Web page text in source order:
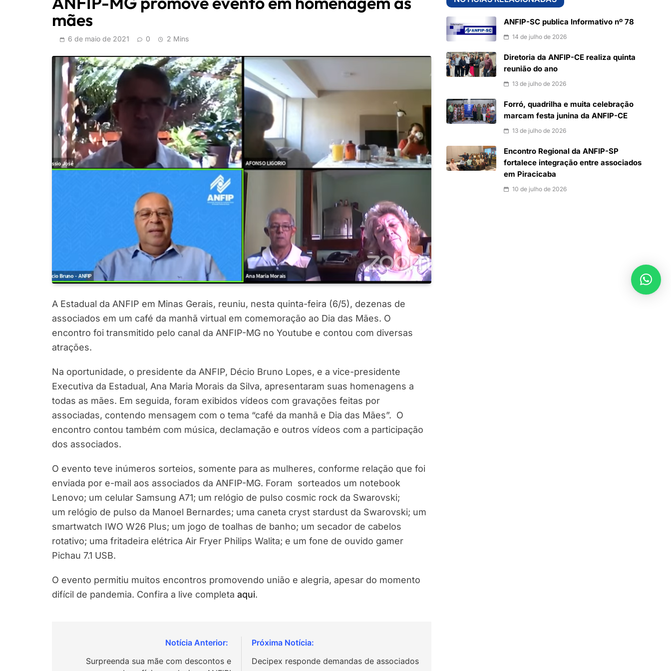
mães
6 de maio de 2021 0 2 Mins
A Estadual da ANFIP em Minas Gerais, reuniu, nesta quinta-feira (6/5), dezenas de
associados em um café da manhã virtual em comemoração ao Dia das Mães. O
encontro foi transmitido pelo canal da ANFIP-MG no Youtube e contou com diversas
atrações.
Na oportunidade, o presidente da ANFIP, Décio Bruno Lopes, e a vice-presidente
Executiva da Estadual, Ana Maria Morais da Silva, apresentaram suas homenagens a
todas as mães. Em seguida, foram exibidos vídeos com gravações feitas por
associadas, contendo mensagem com o tema “café da manhã e Dia das Mães”. O
encontro contou também com música, declamação e outros vídeos com a participação
dos associados.
O evento teve inúmeros sorteios, somente para as mulheres, conforme relação que foi
enviada por e-mail aos associados da ANFIP-MG. Foram sorteados um notebook
Lenovo; um celular Samsung A71; um relógio de pulso cosmic rock da Swarovski;
um relógio de pulso da Manoel Bernardes; uma caneta cryst stardust da Swarovski; um
smartwatch IWO W26 Plus; um jogo de toalhas de banho; um secador de cabelos
rotativo; uma fritadeira elétrica Air Fryer Philips Walita; e um fone de ouvido gamer
Pichau 7.1 USB.
O evento permitiu muitos encontros promovendo união e alegria, apesar do momento
difícil de pandemia. Confira a live completa aqui.
Surpreenda sua mãe com descontos e
Decipex responde demandas de associados
ANFIP-SC publica Informativo nº 78
14 de julho de 2026
Diretoria da ANFIP-CE realiza quinta
reunião do ano
13 de julho de 2026
Forró, quadrilha e muita celebração
marcam festa junina da ANFIP-CE
13 de julho de 2026
Encontro Regional da ANFIP-SP
fortalece integração entre associados
em Piracicaba
10 de julho de 2026